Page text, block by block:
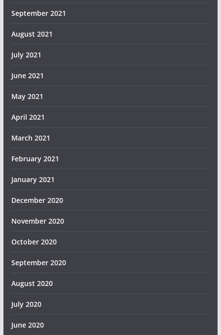
September 2021
August 2021
July 2021
June 2021
May 2021
April 2021
March 2021
February 2021
January 2021
December 2020
November 2020
October 2020
September 2020
August 2020
July 2020
June 2020